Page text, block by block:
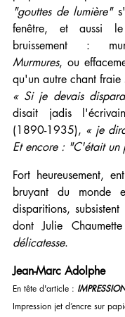
"gouttes de lumière"
fenêtre, et aussi
Murmures, ou
qu'un autre chant fraie
« Si je devais
disait jadis
(1890-1935), « je
Et encore : "C'était un
Fort heureusement,
bruyant du monde
disparitions,
délicatesse.
Jean-Marc Adolphe
En tête d'article :
Impression jet d’encre sur